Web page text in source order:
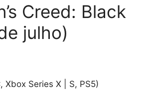
Creed: Black
julho)
Xbox Series X | S, PS5)